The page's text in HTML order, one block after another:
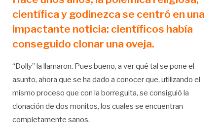
científica y godinezca se centró en una
impactante noticia: científicos había
conseguido clonar una oveja.
“Dolly” la llamaron. Pues bueno, a ver qué tal se pone el
asunto, ahora que se ha dado a conocer que, utilizando el
mismo proceso que con la borreguita, se consiguió la
clonación de dos monitos, los cuales se encuentran
completamente sanos.